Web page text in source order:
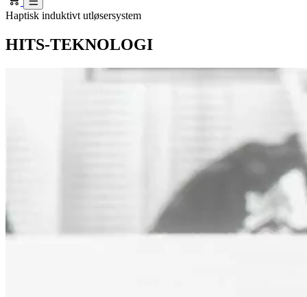
Haptisk induktivt utløsersystem
HITS-TEKNOLOGI